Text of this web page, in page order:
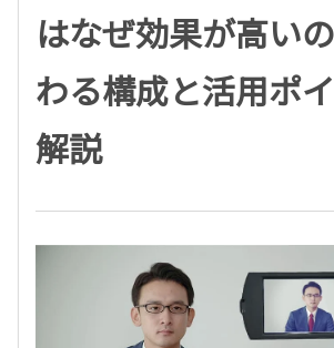
はなぜ効果が高い
わる構成と活用ポ
解説